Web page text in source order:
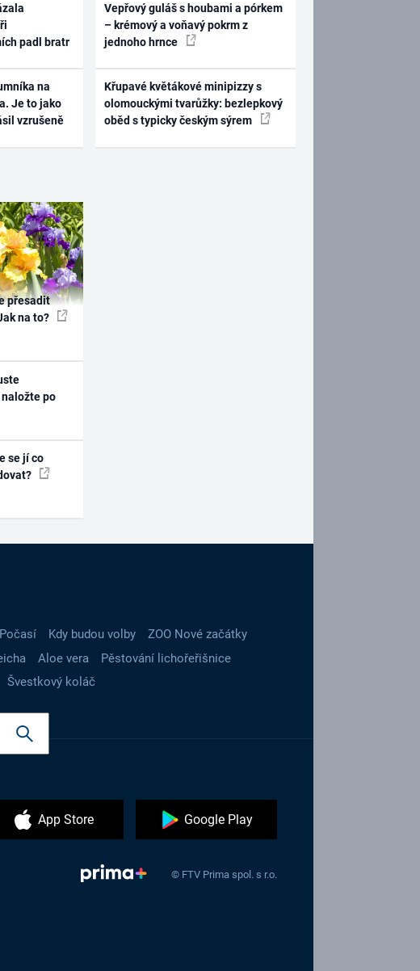
padl bratr
na
Je to jako
vzrušeně
Vepřový guláš s houbami a pórkem
– krémový a voňavý pokrm z
jednoho hrnce
Křupavé květákové minipizzy s
olomouckými tvarůžky: bezlepkový
oběd s typicky českým sýrem
přesadit
na to?
po
se jí co
Počasí Kdy budou volby
ZOO Nové začátky
Aloe vera
Pěstování lichořeřišnice
Švestkový koláč
App Store Google Play
© FTV Prima spol. s r.o.